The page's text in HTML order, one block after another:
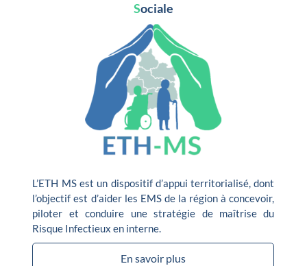
Sociale
L’ETH MS est un dispositif d’appui territorialisé, dont
l’objectif est d’aider les EMS de la région à concevoir,
piloter et conduire une stratégie de maîtrise du
Risque Infectieux en interne.
En savoir plus